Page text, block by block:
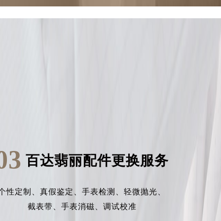
百达翡丽配件更换服务
性定制、 真假鉴定、 手表检测、 轻微抛光、
截表带、 手表消磁、 调试校准